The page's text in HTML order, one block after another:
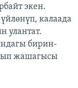
экен.
калаада
улантат.
бирин-
жашагысы